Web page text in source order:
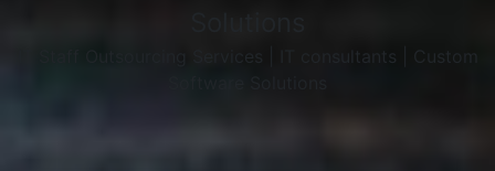
IT Staff Outsourcing Services | IT consultants | Custom